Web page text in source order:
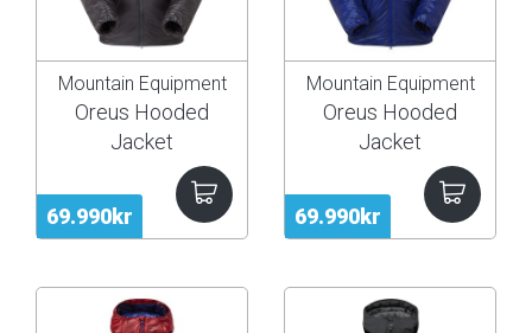
69.990kr
Mountain Equipment
Oreus Hooded
Jacket
69.990kr
Mountain Equipment
Oreus Hooded
Jacket